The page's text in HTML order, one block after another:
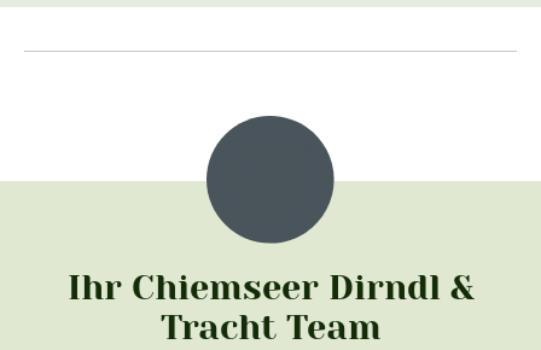
Ihr Chiemseer Dirndl &
Tracht Team